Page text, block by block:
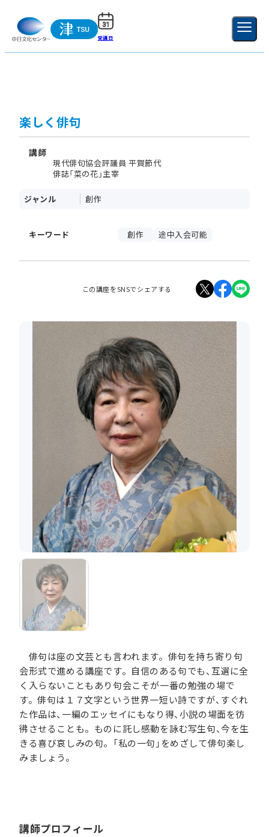
受講日 新規登録
楽しく俳句
講師
現代俳句協会評議員 平賀節代
俳誌「菜の花」主宰
ジャンル 創作
キーワード 創作 途中入会可能
この講座をSNSでシェアする
俳句は座の文芸とも言われます。俳句を持ち寄り句
会形式で進める講座です。自信のある句でも、互選に全
く入らないこともあり句会こそが一番の勉強の場で
す。俳句は１７文字という世界一短い詩ですが、すぐれ
た作品は、一編のエッセイにもなり得、小説の場面を彷
彿させることも。ものに託し感動を詠む写生句、今を生
きる喜び哀しみの句。「私の一句」をめざして俳句楽し
みましょう。
講師プロフィール